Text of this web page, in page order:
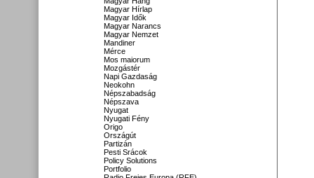
Magyar Hírlap
Magyar Idők
Magyar Narancs
Magyar Nemzet
Mandiner
Mérce
Mos maiorum
Mozgástér
Napi Gazdaság
Neokohn
Népszabadság
Népszava
Nyugat
Nyugati Fény
Origo
Országút
Partizán
Pesti Srácok
Policy Solutions
Portfolio